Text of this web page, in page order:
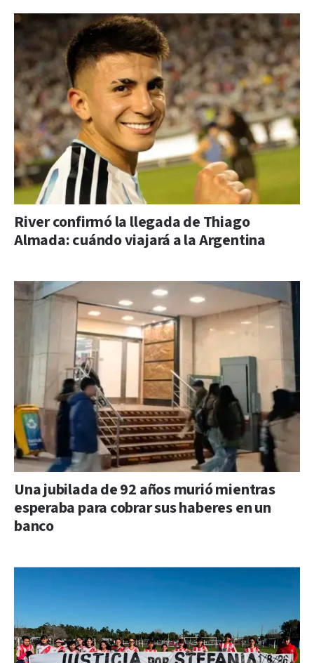
River confirmó la llegada de Thiago
Almada: cuándo viajará a la Argentina
Una jubilada de 92 años murió mientras
esperaba para cobrar sus haberes en un
banco